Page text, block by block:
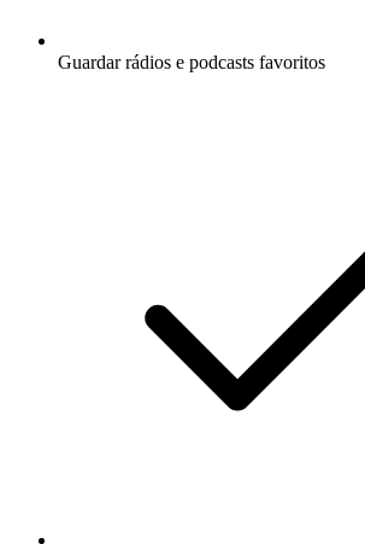
Guardar rádios e podcasts favoritos